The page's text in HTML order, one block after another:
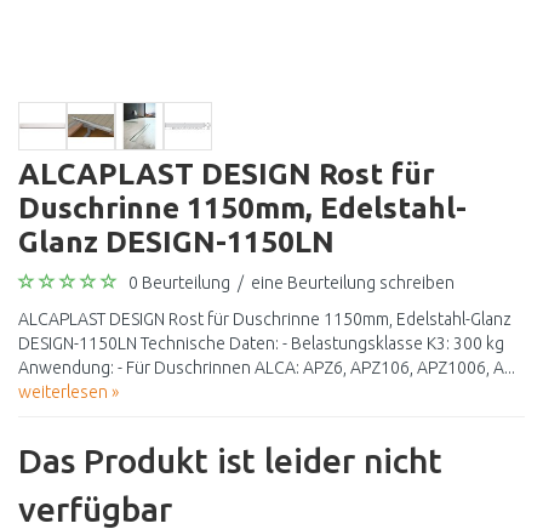
ALCAPLAST DESIGN Rost für
Duschrinne 1150mm, Edelstahl-
Glanz DESIGN-1150LN
0 Beurteilung / eine Beurteilung schreiben
ALCAPLAST DESIGN Rost für Duschrinne 1150mm, Edelstahl-Glanz
DESIGN-1150LN Technische Daten: - Belastungsklasse K3: 300 kg
Anwendung: - Für Duschrinnen ALCA: APZ6, APZ106, APZ1006, A...
weiterlesen »
Das Produkt ist leider nicht
verfügbar